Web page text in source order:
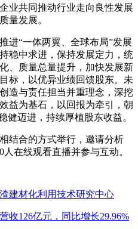
业共同推动行业走向良性发展
量发展。
“一体两翼、全球布局”发展
稳中求进，保持发展定力，统
、质量总量提升，加快发展新
标，以优异业绩回馈股东。未
造与责任担当并重理念，深挖
益为基石，以回报为牵引，朝
健迈进，持续厚植股东收益。
合的方式举行，邀请分析
在线观看直播并参与互动。
建材化利用技术研究中心
收126亿元，同比增长29.96%